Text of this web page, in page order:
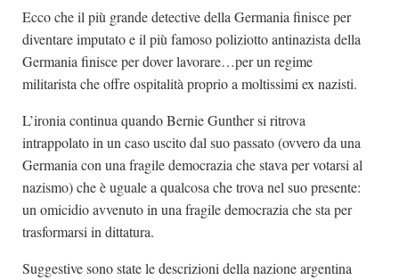
Ecco che il più grande detective della Germania finisce per
diventare imputato e il più famoso poliziotto antinazista della
Germania finisce per dover lavorare…per un regime
militarista che offre ospitalità proprio a moltissimi ex nazisti.
L’ironia continua quando Bernie Gunther si ritrova
intrappolato in un caso uscito dal suo passato (ovvero da una
Germania con una fragile democrazia che stava per votarsi al
nazismo) che è uguale a qualcosa che trova nel suo presente:
un omicidio avvenuto in una fragile democrazia che sta per
trasformarsi in dittatura.
Suggestive sono state le descrizioni della nazione argentina